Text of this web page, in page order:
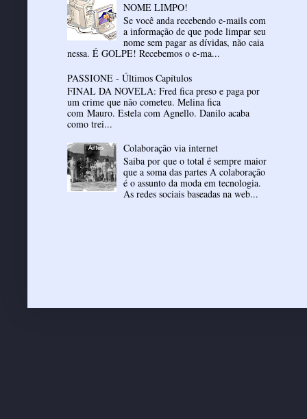
NOME LIMPO!
Se você anda recebendo e-mails com
a informação de que pode limpar seu
nome sem pagar as dívidas, não caia
nessa. É GOLPE! Recebemos o e-ma...
PASSIONE - Últimos Capítulos
FINAL DA NOVELA: Fred fica preso e paga por
um crime que não cometeu. Melina fica
com Mauro. Estela com Agnello. Danilo acaba
como trei...
Colaboração via internet
Saiba por que o total é sempre maior
que a soma das partes A colaboração
é o assunto da moda em tecnologia.
As redes sociais baseadas na web...